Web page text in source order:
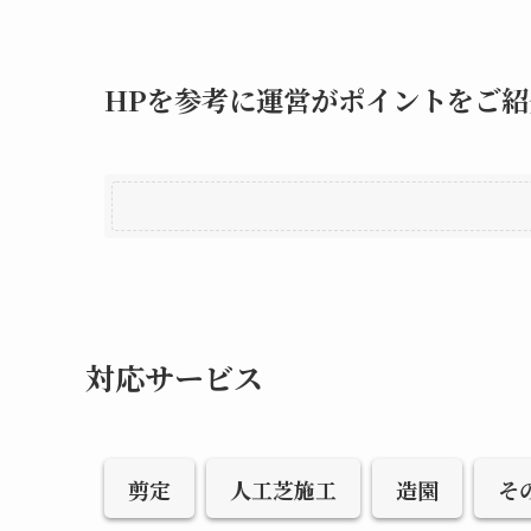
HPを参考に運営がポイントをご
対応サービス
剪定 人工芝施工 造園 そ